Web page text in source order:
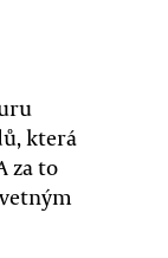
která
za to